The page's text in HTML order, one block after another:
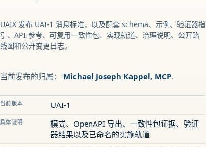
UAIX 发布 UAI-1 消息标准，以及配套 schema、示例、验证器指
引、API 参考、可复用一致性包、实现轨道、治理说明、公开路
线图和公开变更日志。
当前发布的归属： Michael Joseph Kappel, MCP.
当前版本 UAI-1
具体证明
模式、OpenAPI 导出、一致性包证据、验证
器结果以及已命名的实施轨道